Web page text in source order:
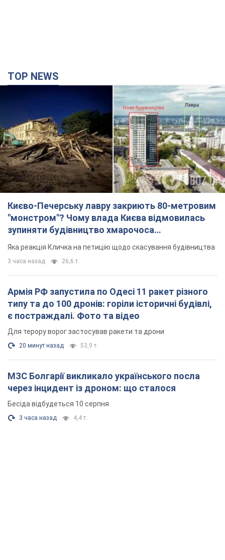
TOP NEWS
Києво-Печерську лавру закриють 80-метровим
"монстром"? Чому влада Києва відмовилась
зупиняти будівництво хмарочоса
"московського вірянина"
Яка реакція Кличка на петицію щодо скасування будівництва
3 часа назад 26,6 т.
Армія РФ запустила по Одесі 11 ракет різного
типу та до 100 дронів: горіли історичні будівлі,
є постраждалі. Фото та відео
Для терору ворог застосував ракети та дрони
20 минут назад 53,9 т.
МЗС Болгарії викликало українського посла
через інцидент із дроном: що сталося
Бесіда відбудеться 10 серпня
3 часа назад 4,4 т.